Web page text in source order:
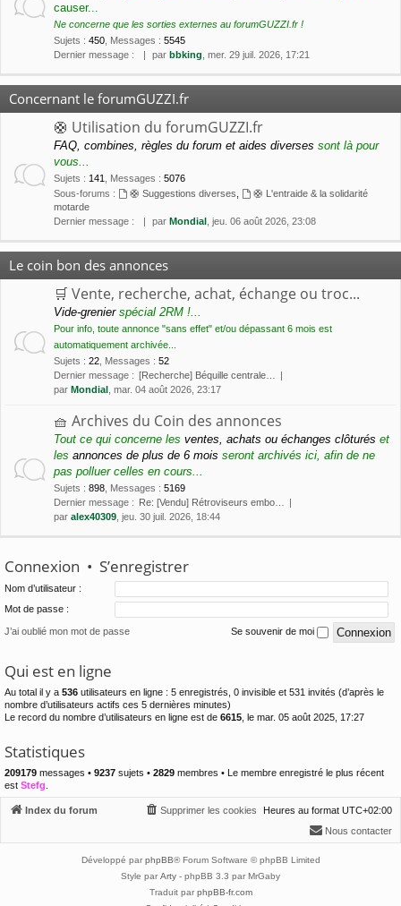
causer...
Ne concerne que les sorties externes au forumGUZZI.fr !
Sujets : 450 Messages : 5545
Dernier message :
par bbking , mer. 29 juil. 2026, 17:21
Concernant le forumGUZZI.fr
🛟 Utilisation du forumGUZZI.fr
FAQ, combines, règles du forum et aides diverses sont là pour
vous...
Sujets : 141 Messages : 5076
Sous-forums :
🛟 Suggestions diverses
🛟 L'entraide & la solidarité
motarde
Dernier message :
par Mondial , jeu. 06 août 2026, 23:08
Le coin bon des annonces
🛒 Vente, recherche, achat, échange ou troc...
Vide-grenierspécial 2RM !...
Pour info, toute annonce "sans effet" et/ou dépassant 6 mois est
automatiquement archivée...
Sujets : 22 Messages : 52
Dernier message : [Recherche] Béquille centrale…
par Mondial , mar. 04 août 2026, 23:17
🧺 Archives du Coin des annonces
Tout ce qui concerne les ventes, achats ou échanges clôturés et
les annonces de plus de 6 mois seront archivés ici, afin de ne
pas polluer celles en cours...
Sujets : 898 Messages : 5169
Dernier message : Re: [Vendu] Rétroviseurs embo…
par alex40309 , jeu. 30 juil. 2026, 18:44
Connexion • S’enregistrer
Nom d’utilisateur :
Mot de passe :
J’ai oublié mon mot de passe Se souvenir de moi
Qui est en ligne
Au total il y a 536 utilisateurs en ligne : 5 enregistrés, 0 invisible et 531 invités (d’après le
nombre d’utilisateurs actifs ces 5 dernières minutes)
Le record du nombre d’utilisateurs en ligne est de 6615 , le mar. 05 août 2025, 17:27
Statistiques
209179 messages • 9237 sujets • 2829 membres • Le membre enregistré le plus récent
est Stefg
Index du forum Heures au format UTC+02:00
Supprimer les cookies
Nous contacter
Développé par phpBB® Forum Software © phpBB Limited
Style par Arty - phpBB 3.3 par MrGaby
Traduit par phpBB-fr.com